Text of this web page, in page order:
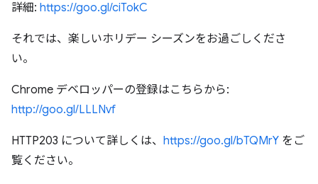
詳細: https://goo.gl/ciTokC
それでは、楽しいホリデー シーズンをお過ごしくださ
い。
Chrome デベロッパーの登録はこちらから:
http://goo.gl/LLLNvf
HTTP203 について詳しくは、 https://goo.gl/bTQMrY をご
覧ください。